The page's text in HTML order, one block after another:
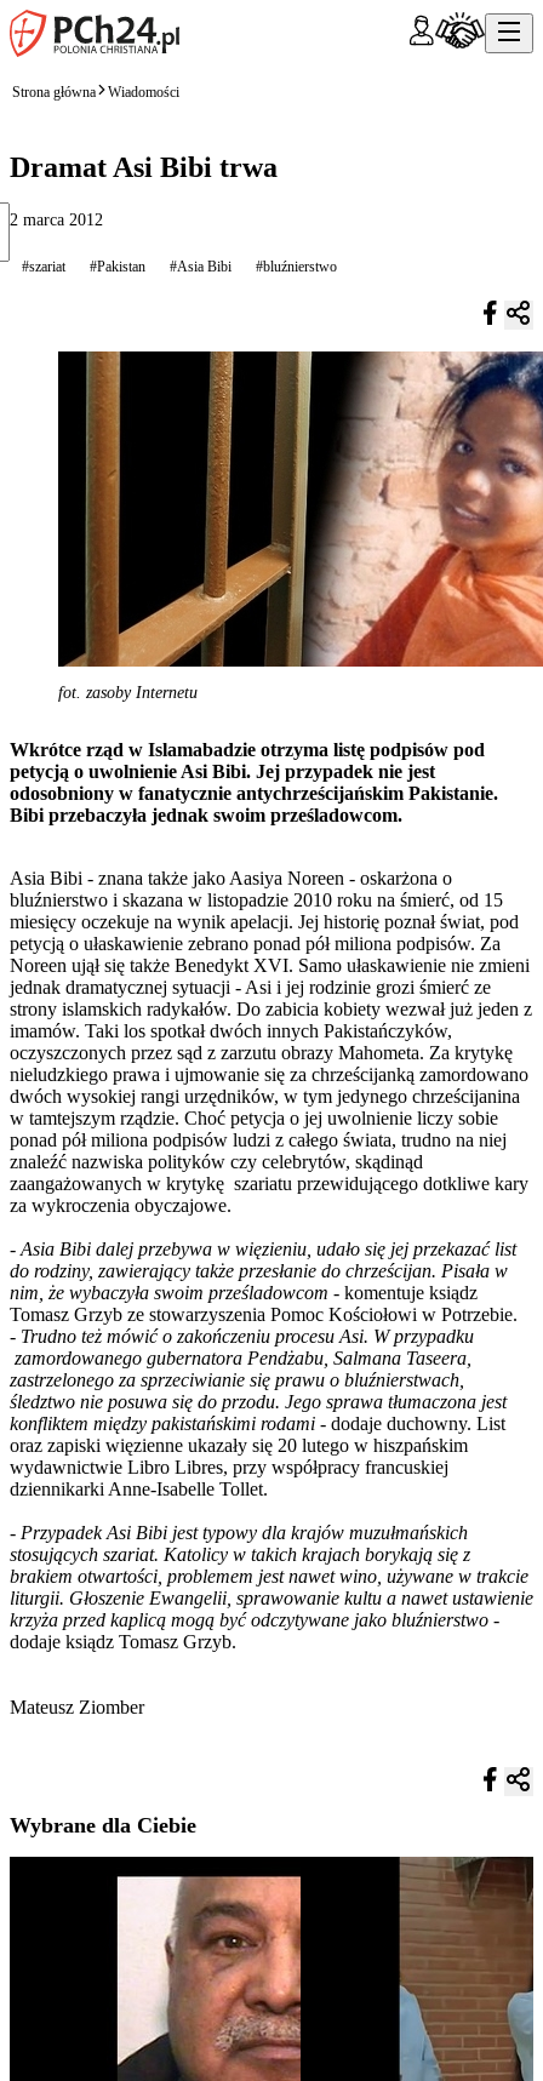
Strona główna Wiadomości
Dramat Asi Bibi trwa
2 marca 2012
#szariat #Pakistan #Asia Bibi #bluźnierstwo
fot. zasoby Internetu
Wkrótce rząd w Islamabadzie otrzyma listę podpisów pod
petycją o uwolnienie Asi Bibi. Jej przypadek nie jest
odosobniony w fanatycznie antychrześcijańskim Pakistanie.
Bibi przebaczyła jednak swoim prześladowcom.
Asia Bibi - znana także jako Aasiya Noreen - oskarżona o
bluźnierstwo i skazana w listopadzie 2010 roku na śmierć, od 15
miesięcy oczekuje na wynik apelacji. Jej historię poznał świat, pod
petycją o ułaskawienie zebrano ponad pół miliona podpisów. Za
Noreen ujął się także Benedykt XVI. Samo ułaskawienie nie zmieni
jednak dramatycznej sytuacji - Asi i jej rodzinie grozi śmierć ze
strony islamskich radykałów. Do zabicia kobiety wezwał już jeden z
imamów. Taki los spotkał dwóch innych Pakistańczyków,
oczyszczonych przez sąd z zarzutu obrazy Mahometa. Za krytykę
nieludzkiego prawa i ujmowanie się za chrześcijanką zamordowano
dwóch wysokiej rangi urzędników, w tym jedynego chrześcijanina
w tamtejszym rządzie. Choć petycja o jej uwolnienie liczy sobie
ponad pół miliona podpisów ludzi z całego świata, trudno na niej
znaleźć nazwiska polityków czy celebrytów, skądinąd
zaangażowanych w krytykę szariatu przewidującego dotkliwe kary
za wykroczenia obyczajowe.
- Asia Bibi dalej przebywa w więzieniu, udało się jej przekazać list
do rodziny, zawierający także przesłanie do chrześcijan. Pisała w
nim, że wybaczyła swoim prześladowcom - komentuje ksiądz
Tomasz Grzyb ze stowarzyszenia Pomoc Kościołowi w Potrzebie.
- Trudno też mówić o zakończeniu procesu Asi. W przypadku
zamordowanego gubernatora Pendżabu, Salmana Taseera,
zastrzelonego za sprzeciwianie się prawu o bluźnierstwach,
śledztwo nie posuwa się do przodu. Jego sprawa tłumaczona jest
konfliktem między pakistańskimi rodami - dodaje duchowny. List
oraz zapiski więzienne ukazały się 20 lutego w hiszpańskim
wydawnictwie Libro Libres, przy współpracy francuskiej
dziennikarki Anne-Isabelle Tollet.
- Przypadek Asi Bibi jest typowy dla krajów muzułmańskich
stosujących szariat. Katolicy w takich krajach borykają się z
brakiem otwartości, problemem jest nawet wino, używane w trakcie
liturgii. Głoszenie Ewangelii, sprawowanie kultu a nawet ustawienie
krzyża przed kaplicą mogą być odczytywane jako bluźnierstwo -
dodaje ksiądz Tomasz Grzyb.
Mateusz Ziomber
Wybrane dla Ciebie